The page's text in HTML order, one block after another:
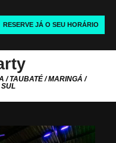
RESERVE JÁ O SEU HORÁRIO
/ TAUBATÉ / MARINGÁ /